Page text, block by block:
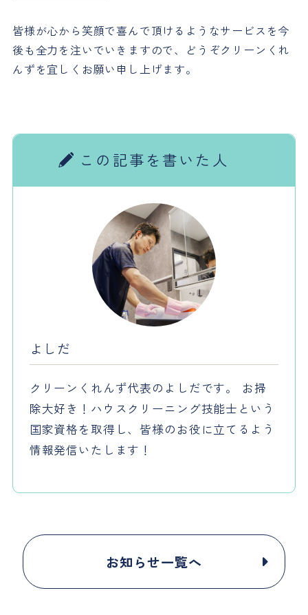
皆様が心から笑顔で喜んで頂けるようなサービスを今
後も全力を注いでいきますので、どうぞクリーンくれ
んずを宜しくお願い申し上げます。
この記事を書いた人
よしだ
クリーンくれんず代表のよしだです。 お掃
除大好き！ハウスクリーニング技能士という
国家資格を取得し、皆様のお役に立てるよう
情報発信いたします！
お知らせ一覧へ